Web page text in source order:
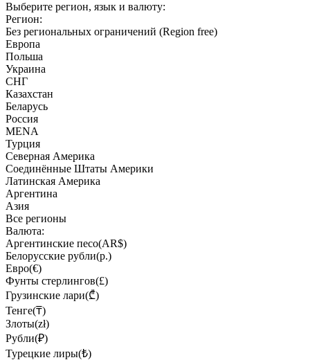
Выберите регион, язык и валюту:
Регион:
Без региональных ограничений (Region free)
Европа
Польша
Украина
СНГ
Казахстан
Беларусь
Россия
MENA
Турция
Северная Америка
Соединённые Штаты Америки
Латинская Америка
Аргентина
Азия
Все регионы
Валюта:
Аргентинские песо(AR$)
Белорусские рубли(р.)
Евро(€)
Фунты стерлингов(£)
Грузинские лари(₾)
Тенге(₸)
Злоты(zł)
Рубли(₽)
Турецкие лиры(₺)